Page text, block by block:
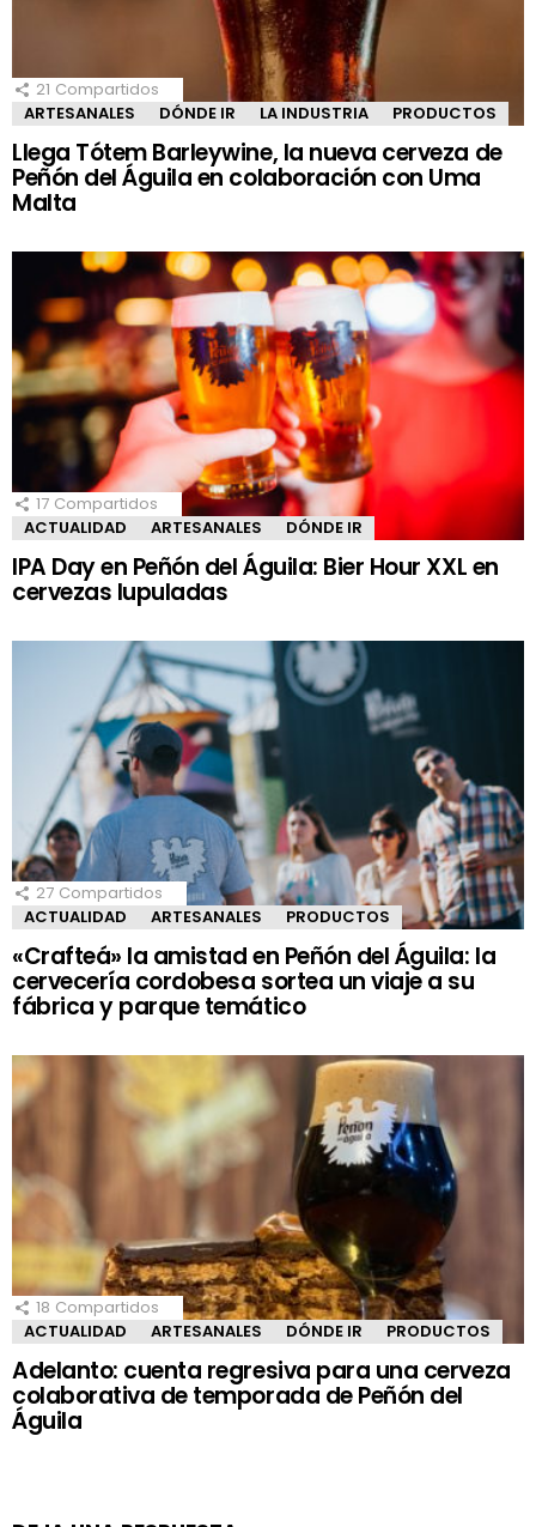
21 Compartidos
ARTESANALES
DÓNDE IR LA INDUSTRIA PRODUCTOS
Llega Tótem Barleywine, la nueva cerveza de
Peñón del Águila en colaboración con Uma
Malta
17 Compartidos
ACTUALIDAD
ARTESANALES DÓNDE IR
IPA Day en Peñón del Águila: Bier Hour XXL en
cervezas lupuladas
27 Compartidos
ACTUALIDAD
ARTESANALES PRODUCTOS
«Crafteá» la amistad en Peñón del Águila: la
cervecería cordobesa sortea un viaje a su
fábrica y parque temático
18 Compartidos
ACTUALIDAD
ARTESANALES DÓNDE IR PRODUCTOS
Adelanto: cuenta regresiva para una cerveza
colaborativa de temporada de Peñón del
Águila